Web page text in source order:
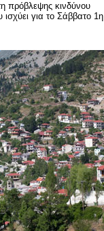
πρόβλεψης κινδύνου
για το Σάββατο 1η